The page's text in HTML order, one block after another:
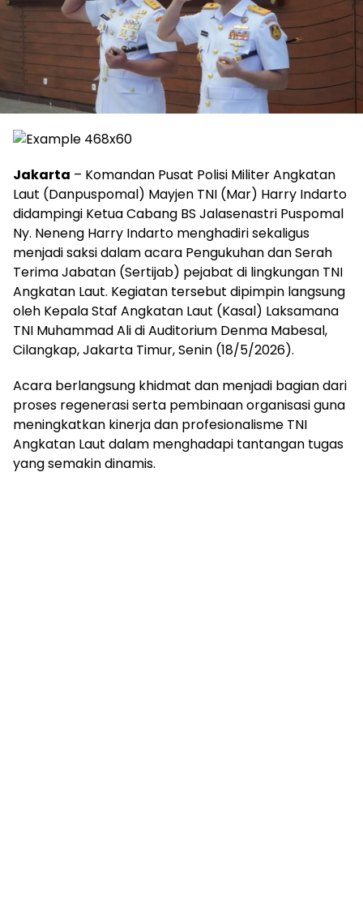
Jakarta – Komandan Pusat Polisi Militer Angkatan
Laut (Danpuspomal) Mayjen TNI (Mar) Harry Indarto
didampingi Ketua Cabang BS Jalasenastri Puspomal
Ny. Neneng Harry Indarto menghadiri sekaligus
menjadi saksi dalam acara Pengukuhan dan Serah
Terima Jabatan (Sertijab) pejabat di lingkungan TNI
Angkatan Laut. Kegiatan tersebut dipimpin langsung
oleh Kepala Staf Angkatan Laut (Kasal) Laksamana
TNI Muhammad Ali di Auditorium Denma Mabesal,
Cilangkap, Jakarta Timur, Senin (18/5/2026).
Acara berlangsung khidmat dan menjadi bagian dari
proses regenerasi serta pembinaan organisasi guna
meningkatkan kinerja dan profesionalisme TNI
Angkatan Laut dalam menghadapi tantangan tugas
yang semakin dinamis.